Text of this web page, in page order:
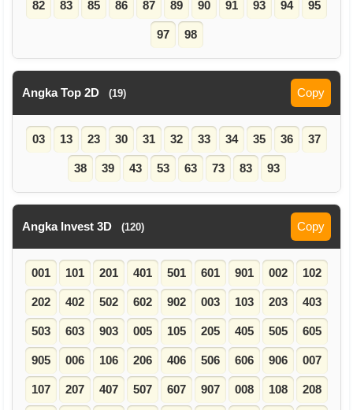
82 83 85 86 87 89 90 91 93 94 95
97 98
Angka Top 2D (19) Copy
03 13 23 30 31 32 33 34 35 36 37
38 39 43 53 63 73 83 93
Angka Invest 3D (120) Copy
001 101 201 401 501 601 901 002 102
202 402 502 602 902 003 103 203 403
503 603 903 005 105 205 405 505 605
905 006 106 206 406 506 606 906 007
107 207 407 507 607 907 008 108 208